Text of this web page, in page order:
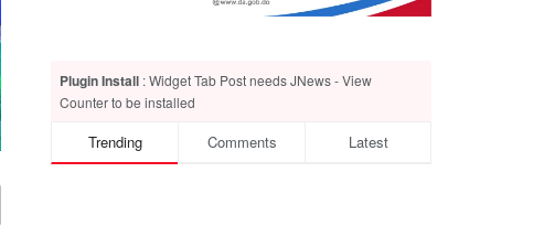
Plugin Install : Widget Tab Post needs JNews - View
Counter to be installed
Trending Comments Latest